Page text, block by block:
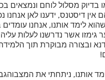
בדיוק מסלול לוחם ונמצאים
דיסטנס, ידענו לאן
לימד אותנו, אנחנו עומדים
גימזו אשר נדרשנו לעלות
ובצורה מבוקרת תוך
אותנו, ניתחתי את